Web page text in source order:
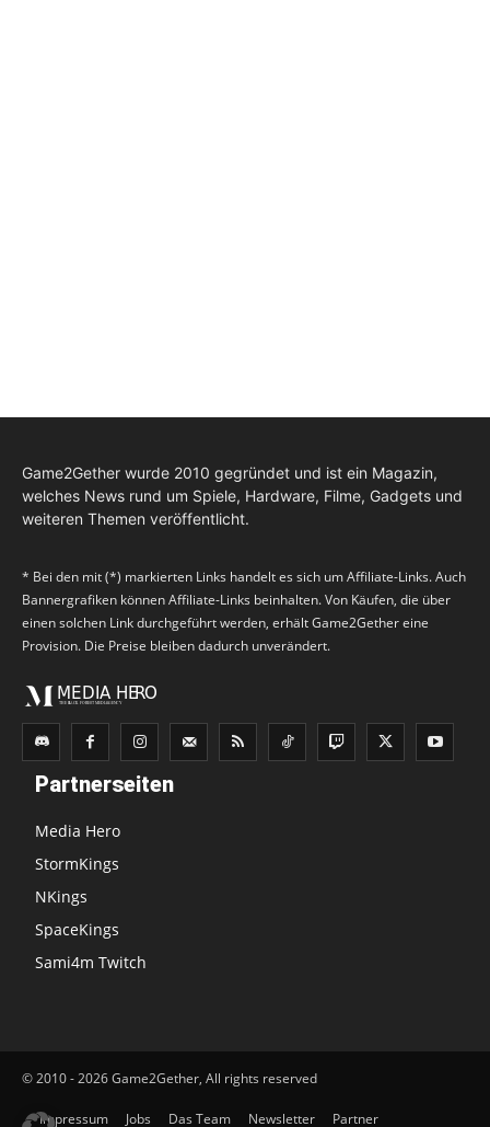
Game2Gether wurde 2010 gegründet und ist ein Magazin,
welches News rund um Spiele, Hardware, Filme, Gadgets und
weiteren Themen veröffentlicht.
* Bei den mit (*) markierten Links handelt es sich um Affiliate-Links. Auch
Bannergrafiken können Affiliate-Links beinhalten. Von Käufen, die über
einen solchen Link durchgeführt werden, erhält Game2Gether eine
Provision. Die Preise bleiben dadurch unverändert.
Partnerseiten
Media Hero
StormKings
NKings
SpaceKings
Sami4m Twitch
© 2010 - 2026 Game2Gether, All rights reserved
Impressum Jobs Das Team Newsletter Partner